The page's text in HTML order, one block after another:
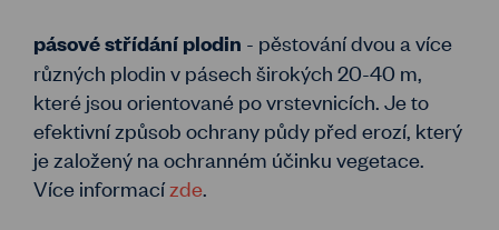
pásové střídání plodin - pěstování dvou a více
různých plodin v pásech širokých 20-40 m,
které jsou orientované po vrstevnicích. Je to
efektivní způsob ochrany půdy před erozí, který
je založený na ochranném účinku vegetace.
Více informacízde